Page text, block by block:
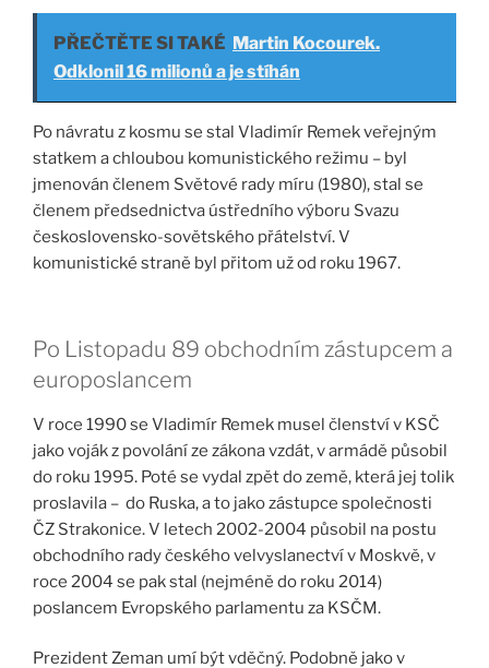
PŘEČTĚTE SI TAKÉ Martin Kocourek.
Odklonil 16 milionů a je stíhán
Po návratu z kosmu se stal Vladimír Remek veřejným
statkem a chloubou komunistického režimu – byl
jmenován členem Světové rady míru (1980), stal se
členem předsednictva ústředního výboru Svazu
československo-sovětského přátelství. V
komunistické straně byl přitom už od roku 1967.
Po Listopadu 89 obchodním zástupcem a
europoslancem
V roce 1990 se Vladimír Remek musel členství v KSČ
jako voják z povolání ze zákona vzdát, v armádě působil
do roku 1995. Poté se vydal zpět do země, která jej tolik
proslavila – do Ruska, a to jako zástupce společnosti
ČZ Strakonice. V letech 2002-2004 působil na postu
obchodního rady českého velvyslanectví v Moskvě, v
roce 2004 se pak stal (nejméně do roku 2014)
poslancem Evropského parlamentu za KSČM.
Prezident Zeman umí být vděčný. Podobně jako v